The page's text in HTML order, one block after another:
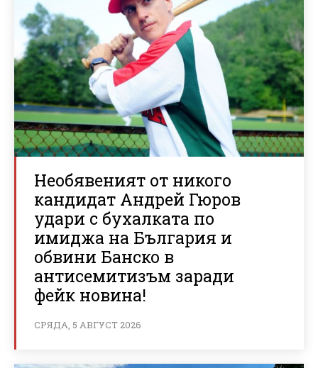
Необявеният от никого
кандидат Андрей Гюров
удари с бухалката по
имиджа на България и
обвини Банско в
антисемитизъм заради
фейк новина!
СРЯДА, 5 АВГУСТ 2026